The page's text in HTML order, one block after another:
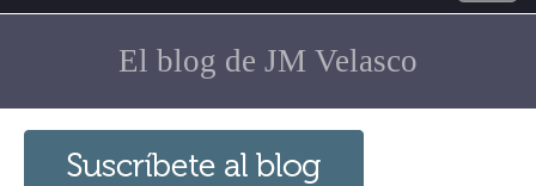
El blog de JM Velasco